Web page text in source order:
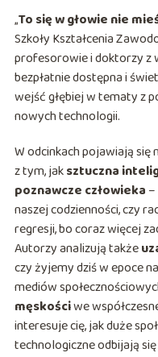
„To się w głowie nie
Szkoły Kształcenia
profesorowie i doktorzy z
bezpłatnie dostępna i
wejść głębiej w tematy z
nowych technologii.
W odcinkach pojawiają się
z tym, jaksztuczna
poznawcze człowieka
naszej codzienności, czy
regresji, bo coraz więcej
Autorzy analizują także
czy żyjemy dziś w epoce
mediów
męskościwe
interesuje cię, jak duże
technologiczne odbijają